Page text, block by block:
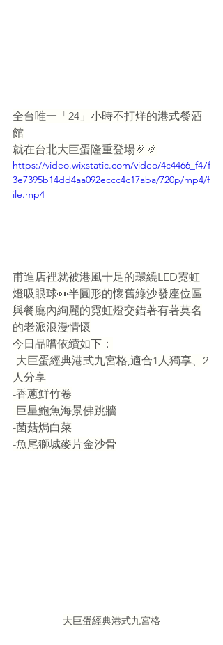
全台唯一「24」小時不打烊的港式餐酒
館
就在台北大巨蛋隆重登場🎉🎉
https://video.wixstatic.com/video/4c4466_f47f
3e7395b14dd4aa092eccc4c17aba/720p/mp4/f
ile.mp4
甫進店裡就被港風十足的環繞LED霓虹
燈吸眼球👀半圓形的懷舊綠沙發座位區
與餐廳內絢麗的霓虹燈交錯著有著莫名
的老派浪漫情懷
今日品嚐依續如下：
-大巨蛋經典港式九宮格,適合1人獨享、2
人分享
-香蔥鮮竹卷
-巨星鮑魚海景佛跳牆
-菌菇焗白菜
-魚尾獅城麥片金沙骨
大巨蛋經典港式九宮格